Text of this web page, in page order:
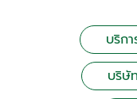
บริก
บริษั